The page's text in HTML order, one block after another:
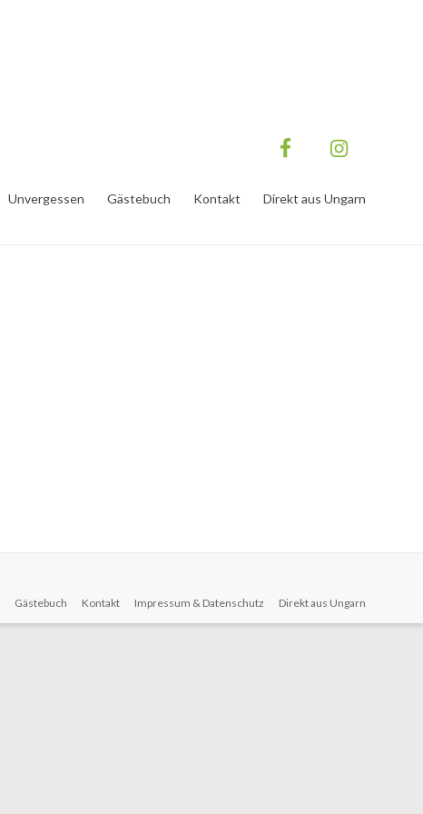
Unvergessen Gästebuch Kontakt Direkt aus Ungarn
Gästebuch Kontakt Impressum & Datenschutz Direkt aus Ungarn